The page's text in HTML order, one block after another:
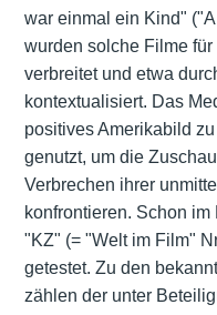
war einmal ein Kind"
wurden solche Filme
verbreitet und etwa
kontextualisiert. Das
positives Amerikabild
genutzt, um die
Verbrechen ihrer
konfrontieren. Schon
"KZ" (= "Welt im Film"
getestet. Zu den
zählen der unter